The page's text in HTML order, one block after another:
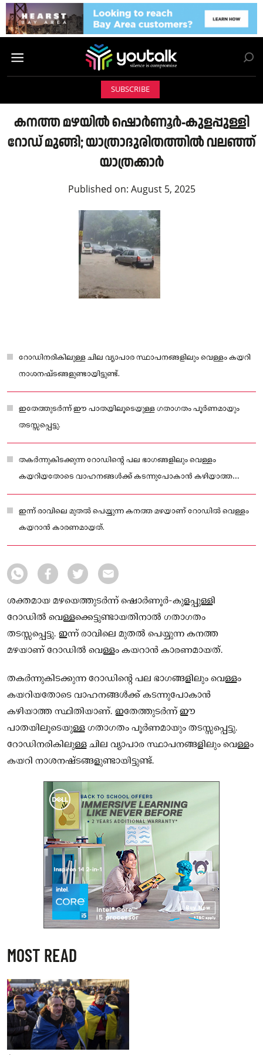
SUBSCRIBE
കനത്ത മഴയിൽ ഷൊർണൂർ-കുളപ്പുള്ളി
റോഡ് മുങ്ങി; യാത്രാദുരിതത്തിൽ വലഞ്ഞ്
യാത്രക്കാർ
Published on: August 5, 2025
റോഡിനരികിലുള്ള ചില വ്യാപാര സ്ഥാപനങ്ങളിലും വെള്ളം കയറി
നാശനഷ്ടങ്ങളുണ്ടായിട്ടുണ്ട്.
ഇതേത്തുടർന്ന് ഈ പാതയിലൂടെയുള്ള ഗതാഗതം പൂർണമായും
തടസ്സപ്പെട്ടു.
തകർന്നുകിടക്കുന്ന റോഡിന്റെ പല ഭാഗങ്ങളിലും വെള്ളം
കയറിയതോടെ വാഹനങ്ങൾക്ക് കടന്നുപോകാൻ കഴിയാത്ത
സ്ഥിതിയാണ്
ഇന്ന് രാവിലെ മുതൽ പെയ്യുന്ന കനത്ത മഴയാണ് റോഡിൽ വെള്ളം
കയറാൻ കാരണമായത്.
ശക്തമായ മഴയെത്തുടർന്ന് ഷൊർണൂർ-കുളപ്പുള്ളി
റോഡിൽ വെള്ളക്കെട്ടുണ്ടായതിനാൽ ഗതാഗതം
തടസ്സപ്പെട്ടു. ഇന്ന് രാവിലെ മുതൽ പെയ്യുന്ന കനത്ത
മഴയാണ് റോഡിൽ വെള്ളം കയറാൻ കാരണമായത്.
തകർന്നുകിടക്കുന്ന റോഡിന്റെ പല ഭാഗങ്ങളിലും വെള്ളം
കയറിയതോടെ വാഹനങ്ങൾക്ക് കടന്നുപോകാൻ
കഴിയാത്ത സ്ഥിതിയാണ്. ഇതേത്തുടർന്ന് ഈ
പാതയിലൂടെയുള്ള ഗതാഗതം പൂർണമായും തടസ്സപ്പെട്ടു.
റോഡിനരികിലുള്ള ചില വ്യാപാര സ്ഥാപനങ്ങളിലും വെള്ളം
കയറി നാശനഷ്ടങ്ങളുണ്ടായിട്ടുണ്ട്.
MOST READ